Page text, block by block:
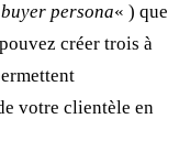
buyer persona« ) que
créer trois à
votre clientèle en